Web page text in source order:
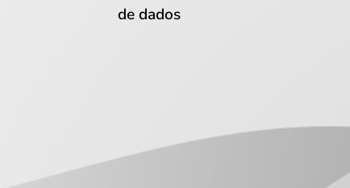
de dados